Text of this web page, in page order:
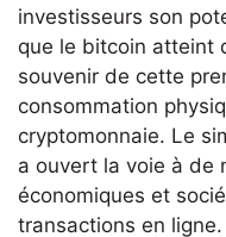
investisseurs son
que le bitcoin atteint
souvenir de cette
consommation
cryptomonnaie. Le
a ouvert la voie à de
économiques et
transactions en ligne.